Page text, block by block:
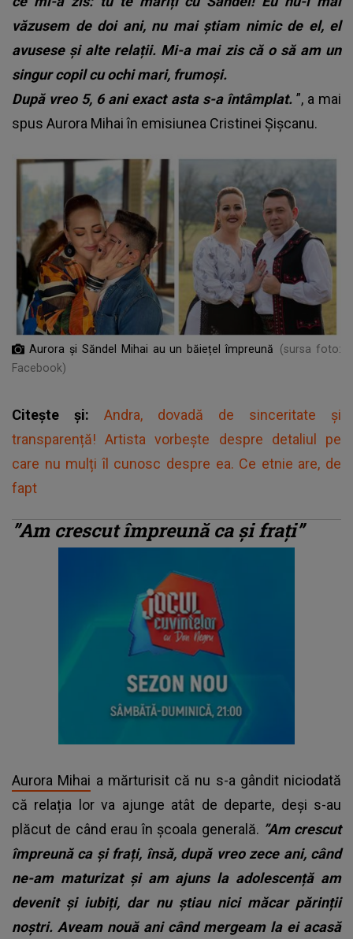
văzusem de doi ani, nu mai știam nimic de el, el
avusese și alte relații. Mi-a mai zis că o să am un
singur copil cu ochi mari, frumoși.
După vreo 5, 6 ani exact asta s-a întâmplat. ”, a mai
spus Aurora Mihai în emisiunea Cristinei Șișcanu.
Aurora și Săndel Mihai au un băiețel împreună
(sursa foto:
Facebook)
Citește și: Andra, dovadă de sinceritate și
transparență! Artista vorbește despre detaliul pe
care nu mulți îl cunosc despre ea. Ce etnie are, de
fapt
”Am crescut împreună ca și frați”
Aurora Mihai a mărturisit că nu s-a gândit niciodată
că relația lor va ajunge atât de departe, deși s-au
plăcut de când erau în școala generală. ”Am crescut
împreună ca și frați, însă, după vreo zece ani, când
ne-am maturizat și am ajuns la adolescență am
devenit și iubiți, dar nu știau nici măcar părinții
noștri. Aveam nouă ani când mergeam la ei acasă